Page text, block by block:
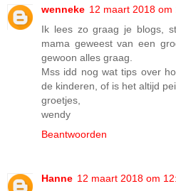
wenneke 12 maart 2018 om
Ik lees zo graag je blogs,
mama geweest van een
gewoon alles graag.
Mss idd nog wat tips over
de kinderen, of is het altijd
groetjes,
wendy
Beantwoorden
Hanne 12 maart 2018 om